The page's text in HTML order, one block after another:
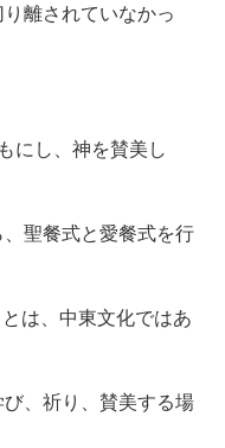
離されていなかっ
にし、神を賛美し
聖餐式と愛餐式を行
は、中東文化ではあ
、祈り、賛美する場